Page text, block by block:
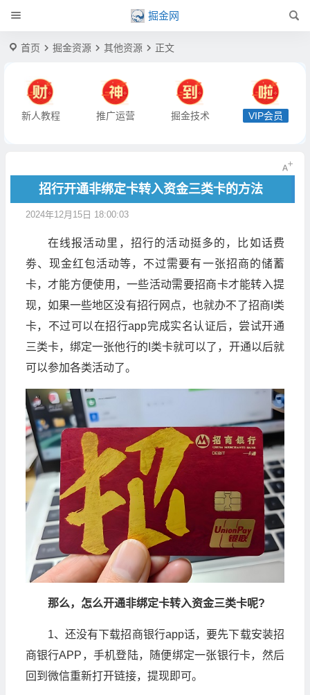
掘金网
首页 掘金资源 其他资源 正文
新人教程 推广运营 掘金技术 VIP会员
招行开通非绑定卡转入资金三类卡的方法
2024年12月15日 18:00:03
在线报活动里，招行的活动挺多的，比如话费
劵、现金红包活动等，不过需要有一张招商的储蓄
卡，才能方便使用，一些活动需要招商卡才能转入提
现，如果一些地区没有招行网点，也就办不了招商I类
卡，不过可以在招行app完成实名认证后，尝试开通
三类卡，绑定一张他行的I类卡就可以了，开通以后就
可以参加各类活动了。
那么，怎么开通非绑定卡转入资金三类卡呢?
1、还没有下载招商银行app话，要先下载安装招
商银行APP，手机登陆，随便绑定一张银行卡，然后
回到微信重新打开链接，提现即可。